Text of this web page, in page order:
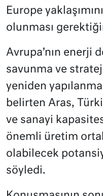
Europe
olunması
Avrupa’nın enerji
savunma ve
yeniden
belirten Aras,
ve sanayi
önemli üretim
olabilecek
söyledi.